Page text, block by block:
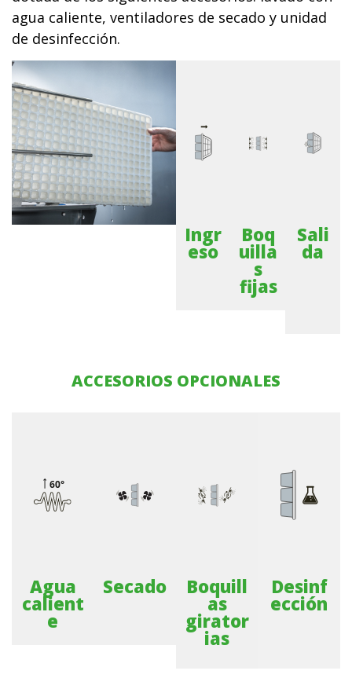
agua caliente, ventiladores de secado y unidad
de desinfección.
Ingr
eso
Boq
uilla
s
fijas
Sali
da
ACCESORIOS OPCIONALES
Agua
calient
e
Secado Boquill
as
girator
ias
Desinf
ección